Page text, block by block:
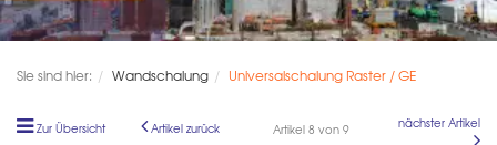
Sie sind hier: Wandschalung Universalschalung Raster / GE
Zur Übersicht Artikel zurück Artikel 8 von 9 nächster Artikel